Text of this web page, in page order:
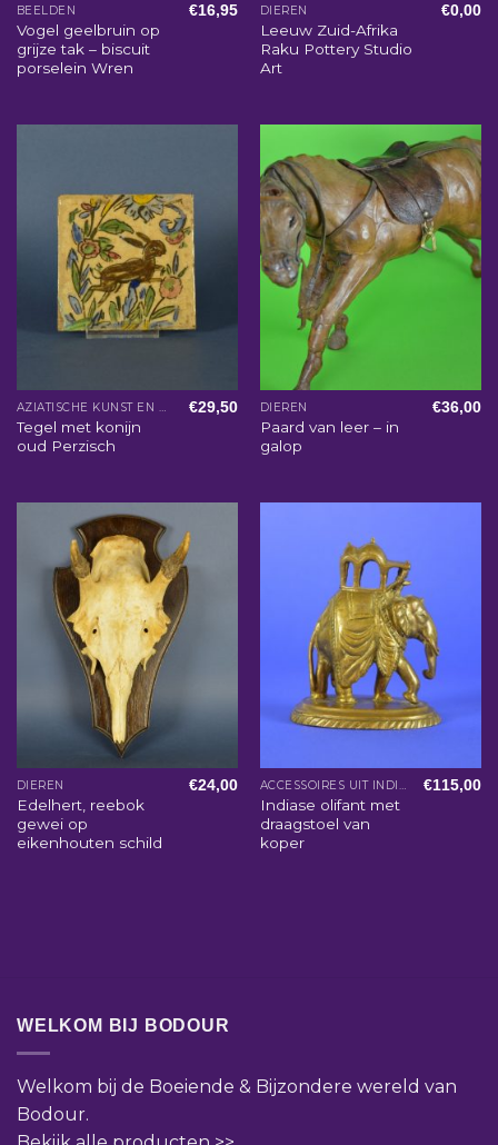
BEELDEN
Vogel geelbruin op
grijze tak – biscuit
porselein Wren
€16,95 DIEREN
Leeuw Zuid-Afrika
Raku Pottery Studio
Art
€0,00
AZIATISCHE KUNST EN WOONACCESSOIRES
Tegel met konijn
oud Perzisch
€29,50 DIEREN
Paard van leer – in
galop
€36,00
DIEREN
Edelhert, reebok
gewei op
eikenhouten schild
€24,00 ACCESSOIRES UIT INDIA
Indiase olifant met
draagstoel van
koper
€115,00
WELKOM BIJ BODOUR
Welkom bij de Boeiende & Bijzondere wereld van
Bodour.